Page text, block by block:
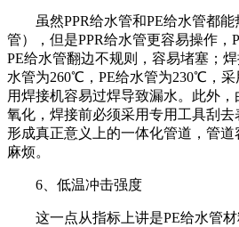
虽然PPR给水管和PE给水管都能
管），但是PPR给水管更容易操作，
PE给水管翻边不规则，容易堵塞；焊
水管为260℃， PE给水管为230℃，采
用焊接机容易过焊导致漏水。此外，
氧化，焊接前必须采用专用工具刮
形成真正意义上的一体化管道，管
麻烦。
6 、低温冲击强度
这一点从指标上讲是PE给水管材